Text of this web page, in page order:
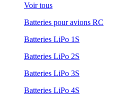
Voir tous
Batteries pour avions RC
Batteries LiPo 1S
Batteries LiPo 2S
Batteries LiPo 3S
Batteries LiPo 4S